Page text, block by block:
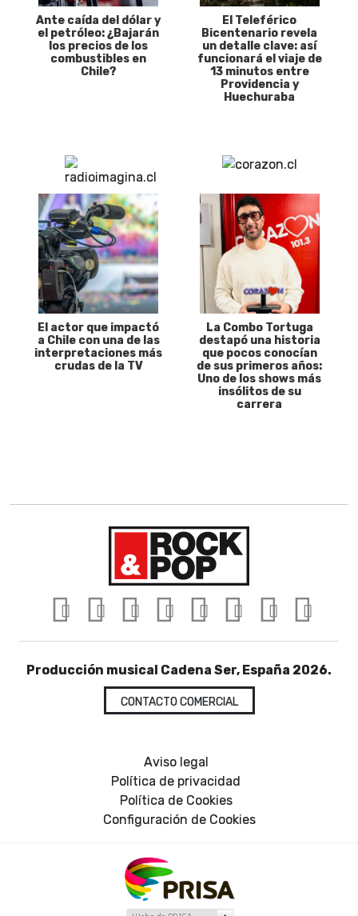
Ante caída del dólar y
el petróleo: ¿Bajarán
los precios de los
combustibles en
Chile?
El Teleférico
Bicentenario revela
un detalle clave: así
funcionará el viaje de
13 minutos entre
Providencia y
Huechuraba
El actor que impactó
a Chile con una de las
interpretaciones más
crudas de la TV
La Combo Tortuga
destapó una historia
que pocos conocían
de sus primeros años:
Uno de los shows más
insólitos de su
carrera
Producción musical Cadena Ser, España 2026.
CONTACTO COMERCIAL
Aviso legal
Política de privacidad
Política de Cookies
Configuración de Cookies